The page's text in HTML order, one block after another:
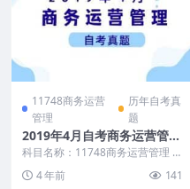
11748商务运营
管理
历年自考真
题
2019年4月自考商务运营管理
真题免费下载
科目名称：11748商务运营管理 试
考试商务运...
4 年前 141